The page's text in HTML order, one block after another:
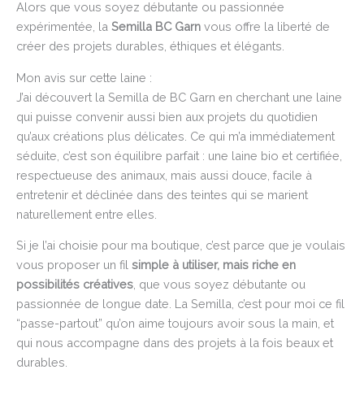
Alors que vous soyez débutante ou passionnée
expérimentée, la Semilla BC Garn vous offre la liberté de
créer des projets durables, éthiques et élégants.
Mon avis sur cette laine :
J’ai découvert la Semilla de BC Garn en cherchant une laine
qui puisse convenir aussi bien aux projets du quotidien
qu’aux créations plus délicates. Ce qui m’a immédiatement
séduite, c’est son équilibre parfait : une laine bio et certifiée,
respectueuse des animaux, mais aussi douce, facile à
entretenir et déclinée dans des teintes qui se marient
naturellement entre elles.
Si je l’ai choisie pour ma boutique, c’est parce que je voulais
vous proposer un fil simple à utiliser, mais riche en
possibilités créatives , que vous soyez débutante ou
passionnée de longue date. La Semilla, c’est pour moi ce fil
“passe-partout” qu’on aime toujours avoir sous la main, et
qui nous accompagne dans des projets à la fois beaux et
durables.